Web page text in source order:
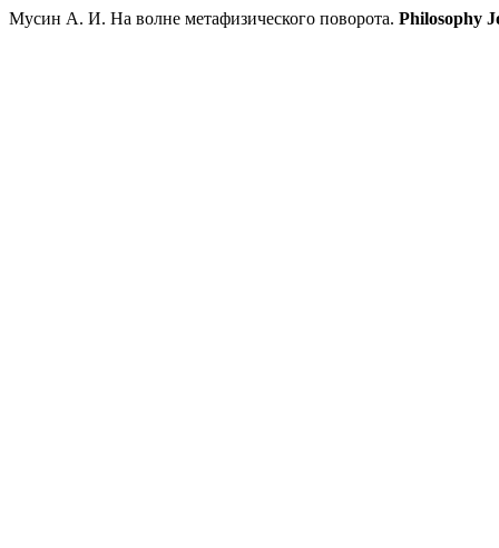
Мусин А. И. На волне метафизического поворота. Philosophy